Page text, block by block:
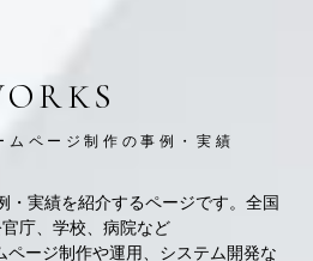
ページ制作の事例・実績
・実績を紹介するページです。全国
庁、学校、病院など
ージ制作や運用、システム開発な